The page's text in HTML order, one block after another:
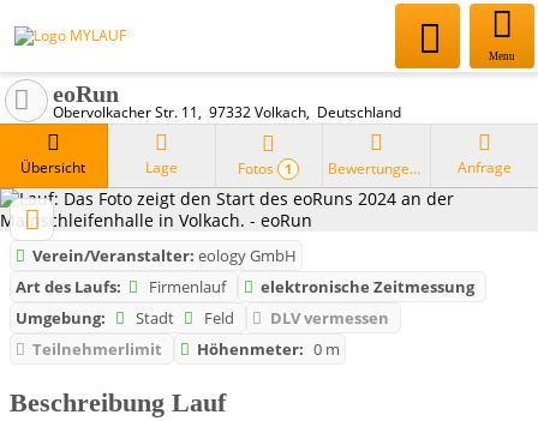
Menu
eoRun
Obervolkacher Str. 11 97332 Volkach Deutschland
Übersicht Lage Fotos 1 Bewertungen Anfrage
Verein/Veranstalter: eology GmbH
Art des Laufs:
Firmenlauf
elektronische Zeitmessung
Umgebung:
Stadt Feld
DLV vermessen
Teilnehmerlimit
Höhenmeter: 0 m
Beschreibung Lauf